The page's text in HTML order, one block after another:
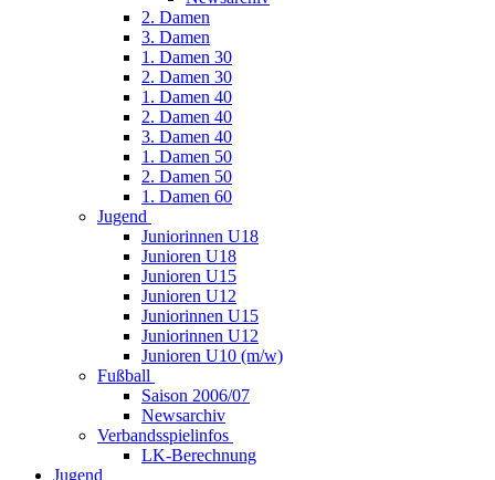
2. Damen
3. Damen
1. Damen 30
2. Damen 30
1. Damen 40
2. Damen 40
3. Damen 40
1. Damen 50
2. Damen 50
1. Damen 60
Jugend
Juniorinnen U18
Junioren U18
Junioren U15
Junioren U12
Juniorinnen U15
Juniorinnen U12
Junioren U10 (m/w)
Fußball
Saison 2006/07
Newsarchiv
Verbandsspielinfos
LK-Berechnung
Jugend